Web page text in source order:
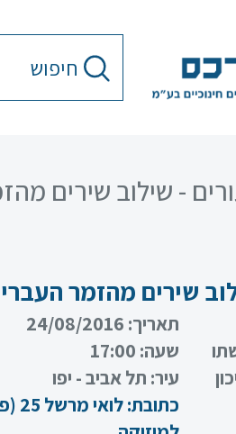
- שילוב שירים
שירים מהזמר
תאריך: 24/08/2016
שעה: 17:00
עיר: תל אביב - יפו
כתובת: